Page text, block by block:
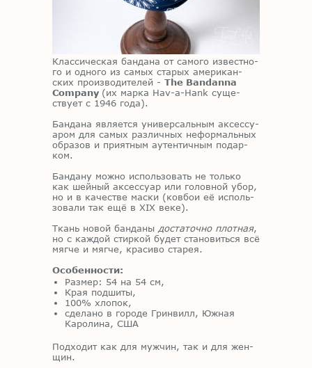
Клас­си­че­ская бан­да­на от са­мо­го из­вест­но­
го и од­но­го из са­мых ста­рых аме­ри­кан­
ских про­из­во­ди­те­лей - The Bandanna
Company (их мар­ка Hav-a-Hank су­ще­
ству­ет с 1946 года).
Бан­да­на яв­ля­ет­ся уни­вер­саль­ным ак­сес­су­
а­ром для са­мых раз­лич­ных нефор­маль­ных
об­ра­зов и при­ят­ным аутен­тич­ным по­дар­
ком.
Бан­да­ну мож­но ис­поль­зо­вать не толь­ко
как шей­ный ак­сес­су­ар или го­лов­ной убор,
но и в ка­че­стве мас­ки (ков­бои её ис­поль­
зо­ва­ли так ещё в XIX веке).
Ткань но­вой бан­да­ны достаточно плотная,
но с каж­дой стир­кой бу­дет ста­но­вить­ся всё
мяг­че и мяг­че, кра­си­во ста­рея.
Особенности:
Размер: 54 на 54 см,
Края подшиты,
100% хлопок,
сделано в городе Гринвилл, Южная
Каролина, США
Под­хо­дит как для муж­чин, так и для жен­
щин.